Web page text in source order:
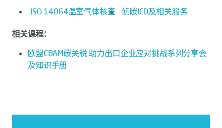
ISO 14064温室气体核查 侦碳ICD及相关服务
相关课程：
欧盟CBAM碳关税 助力出口企业应对挑战系列分享会
及知识手册